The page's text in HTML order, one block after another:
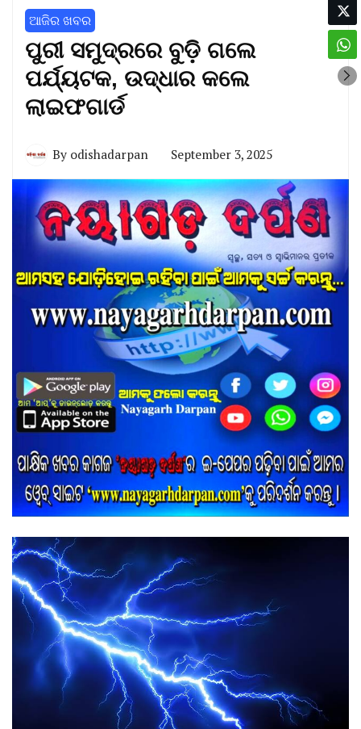
ଆଜିର ଖବର
ପୁରୀ ସମୁଦ୍ରରେ ବୁଡ଼ି ଗଲେ
ପର୍ଯ୍ୟଟକ, ଉଦ୍ଧାର କଲେ
ଲାଇଫଗାର୍ଡ
By odishadarpan September 3, 2025